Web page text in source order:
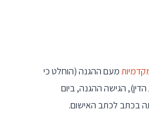
מעם ההגנה (הוחלט כי
הגישה ההגנה, ביום